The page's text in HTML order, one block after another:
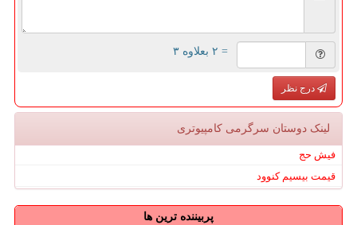
= ۲ بعلاوه ۳
درج نظر
لینک دوستان سرگرمی كامپیوتری
فیش حج
قیمت بیسیم کنوود
پربیننده ترین ها